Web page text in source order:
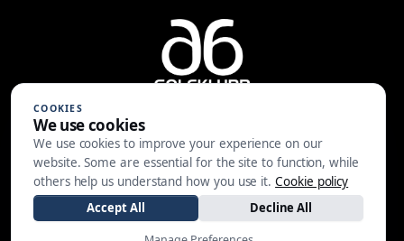
A6 Golfklubb | Centralvägen 37 |
553 05 JÖNKÖPING | 036-30 81 30
|info@a6gk.se
COOKIES
We use cookies
We use cookies to improve your experience on our
website. Some are essential for the site to function, while
others help us understand how you use it. Cookie policy
Accept All
Decline All